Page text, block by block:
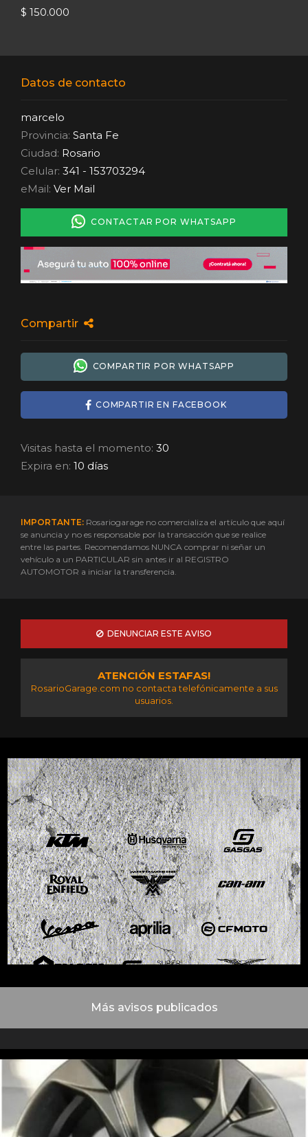
$ 150.000
Datos de contacto
marcelo
Provincia: Santa Fe
Ciudad: Rosario
Celular: 341 - 153703294
eMail: Ver Mail
CONTACTAR POR WHATSAPP
Compartir
COMPARTIR POR WHATSAPP
COMPARTIR EN FACEBOOK
Visitas hasta el momento: 30
Expira en: 10 días
IMPORTANTE: Rosariogarage no comercializa el artículo que aquí
se anuncia y no es responsable por la transacción que se realice
entre las partes. Recomendamos NUNCA comprar ni señar un
vehículo a un PARTICULAR sin antes ir al REGISTRO
AUTOMOTOR a iniciar la transferencia.
DENUNCIAR ESTE AVISO
ATENCIÓN ESTAFAS!
RosarioGarage.com no contacta telefónicamente a sus
usuarios.
Más avisos publicados